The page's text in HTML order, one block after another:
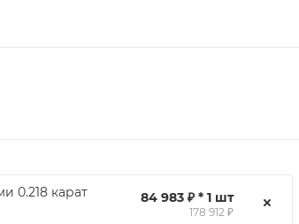
0.218 карат
84 983 ₽ * 1 шт
178 912 ₽